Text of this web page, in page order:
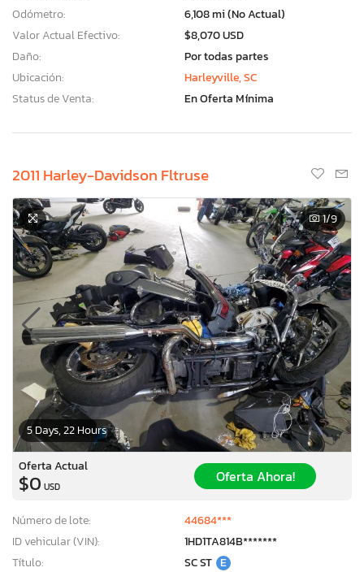
Odómetro:
6,108 mi (No Actual)
Valor Actual Efectivo:
$8,070 USD
Daño:
Por todas partes
Ubicación:
Harleyville, SC
Status de Venta:
En Oferta Mínima
2011 Harley-Davidson Fltruse
5 Days, 22 Hours
1/9
Oferta Actual
$0 USD
Oferta Ahora!
Número de lote:
44684***
ID vehicular (VIN):
1HD1TA814B*******
Título:
SC ST E